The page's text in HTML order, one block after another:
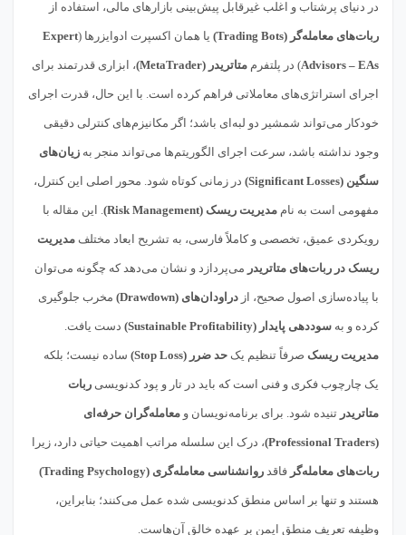
در دنیای پرشتاب و اغلب غیرقابل پیش‌بینی بازارهای مالی، استفاده از
ربات‌های معامله‌گر (Trading Bots) یا همان اکسپرت ادوایزرها (Expert
Advisors – EAs) در پلتفرم متاتریدر (MetaTrader) ، ابزاری قدرتمند برای
اجرای استراتژی‌های معاملاتی فراهم کرده است. با این حال، قدرت اجرای
خودکار می‌تواند شمشیر دو لبه‌ای باشد؛ اگر مکانیزم‌های کنترلی دقیقی
وجود نداشته باشد، سرعت اجرای الگوریتم‌ها می‌تواند منجر به زیان‌های
سنگین (Significant Losses) در زمانی کوتاه شود. محور اصلی این کنترل،
مفهومی است به نام مدیریت ریسک (Risk Management) . این مقاله با
رویکردی عمیق، تخصصی و کاملاً فارسی، به تشریح ابعاد مختلف مدیریت
ریسک در ربات‌های متاتریدر می‌پردازد و نشان می‌دهد که چگونه می‌توان
با پیاده‌سازی اصول صحیح، از دراودان‌های (Drawdown) مخرب جلوگیری
کرده و به سوددهی پایدار (Sustainable Profitability) دست یافت.
مدیریت ریسک صرفاً تنظیم یک حد ضرر (Stop Loss) ساده نیست؛ بلکه
یک چارچوب فکری و فنی است که باید در تار و پود کدنویسی ربات
متاتریدر تنیده شود. برای برنامه‌نویسان و معامله‌گران حرفه‌ای
(Professional Traders) ، درک این سلسله مراتب اهمیت حیاتی دارد، زیرا
ربات‌های معامله‌گر فاقد روانشناسی معامله‌گری (Trading Psychology)
هستند و تنها بر اساس منطق کدنویسی شده عمل می‌کنند؛ بنابراین،
وظیفه تعریف منطق ایمن بر عهده خالق آن‌هاست.